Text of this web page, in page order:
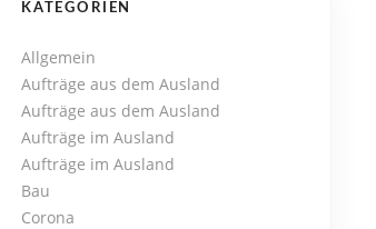
KATEGORIEN
Allgemein
Aufträge aus dem Ausland
Aufträge aus dem Ausland
Aufträge im Ausland
Aufträge im Ausland
Bau
Corona